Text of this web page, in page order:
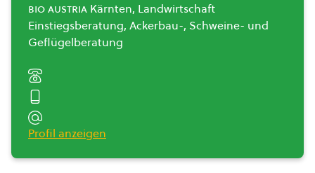
bio austria Kärnten, Landwirtschaft
Einstiegsberatung, Ackerbau-, Schweine- und
Geflügelberatung
Profil anzeigen